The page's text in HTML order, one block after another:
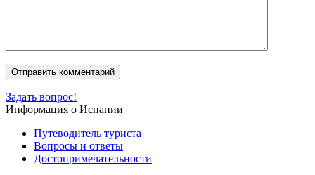
Задать вопрос!
Информация о Испании
Путеводитель туриста
Вопросы и ответы
Достопримечательности